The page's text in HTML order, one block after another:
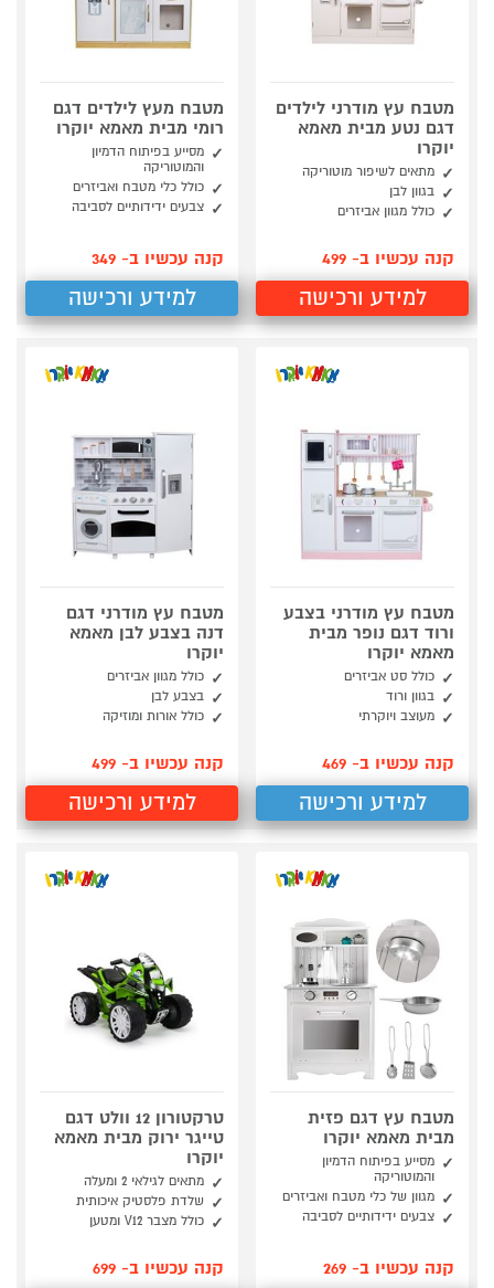
מטבח עץ מודרני לילדים
דגם נטע מבית מאמא
יוקרו
מתאים לשיפור מוטוריקה
בגוון לבן
כולל מגוון אביזרים
קנה עכשיו ב- 499
למידע ורכישה
מטבח מעץ לילדים דגם
רומי מבית מאמא יוקרו
מסייע בפיתוח הדמיון
והמוטוריקה
כולל כלי מטבח ואביזרים
צבעים ידידותיים לסביבה
קנה עכשיו ב- 349
למידע ורכישה
מטבח עץ מודרני בצבע
ורוד דגם נופר מבית
מאמא יוקרו
כולל סט אביזרים
בגוון ורוד
מעוצב ויוקרתי
קנה עכשיו ב- 469
למידע ורכישה
מטבח עץ מודרני דגם
דנה בצבע לבן מאמא
יוקרו
כולל מגוון אביזרים
בצבע לבן
כולל אורות ומוזיקה
קנה עכשיו ב- 499
למידע ורכישה
מטבח עץ דגם פזית
מבית מאמא יוקרו
מסייע בפיתוח הדמיון
והמוטוריקה
מגוון של כלי מטבח ואביזרים
צבעים ידידותיים לסביבה
קנה עכשיו ב- 269
טרקטורון 12 וולט דגם
טייגר ירוק מבית מאמא
יוקרו
מתאים לגילאי 2 ומעלה
שלדת פלסטיק איכותית
כולל מצבר V12 ומטען
קנה עכשיו ב- 699